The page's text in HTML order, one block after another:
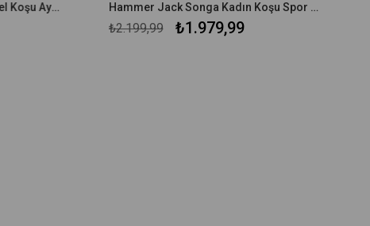
Lescon Fiji Kadın Profesyonel Koşu Ayakkabı 24BAU00FIJIU Hammer Jack Songa Kadın Koşu Spor Ayakkabı
₺1.979,99
₺2.199,99